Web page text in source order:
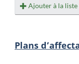
Ajouter à la liste
Plans